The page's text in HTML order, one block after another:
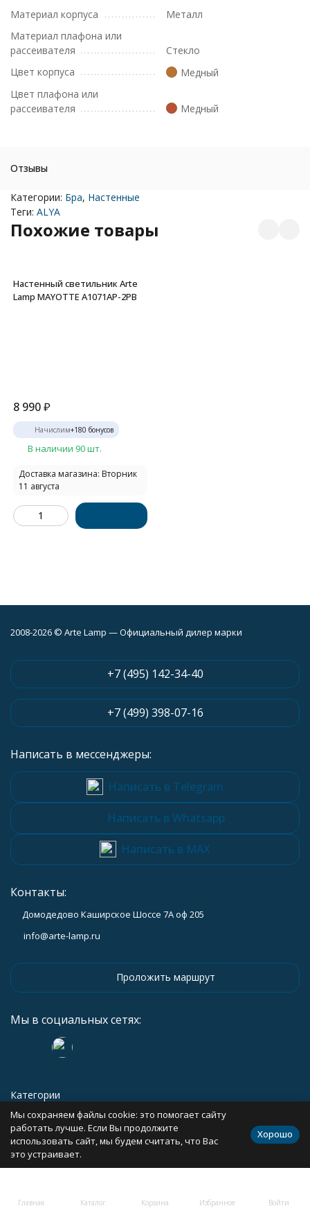
Материал корпуса
Металл
Материал плафона или
рассеивателя
Стекло
Цвет корпуса
Медный
Цвет плафона или
рассеивателя
Медный
Отзывы
Категории: Бра, Настенные
Теги: ALYA
Похожие товары
Настенный светильник Arte
Lamp MAYOTTE A1071AP-2PB
8 990₽
Начислим+180 бонусов
В наличии 90 шт.
Доставка магазина: Вторник
11 августа
Главная Каталог Корзина Избранное Войти
2008-2026 © Arte Lamp — Официальный дилер марки
+7 (495) 142-34-40
+7 (499) 398-07-16
Написать в мессенджеры:
Написать в Telegram
Написать в Whatsapp
Написать в MAX
Контакты:
Домодедово Каширское Шоссе 7А оф 205
info@arte-lamp.ru
Проложить маршрут
Мы в социальных сетях:
Категории
Информация
Политика персональных данных Карта сайта
Мы сохраняем файлы cookie: это помогает сайту
работать лучше. Если Вы продолжите
использовать сайт, мы будем считать, что Вас
это устраивает.
Хорошо